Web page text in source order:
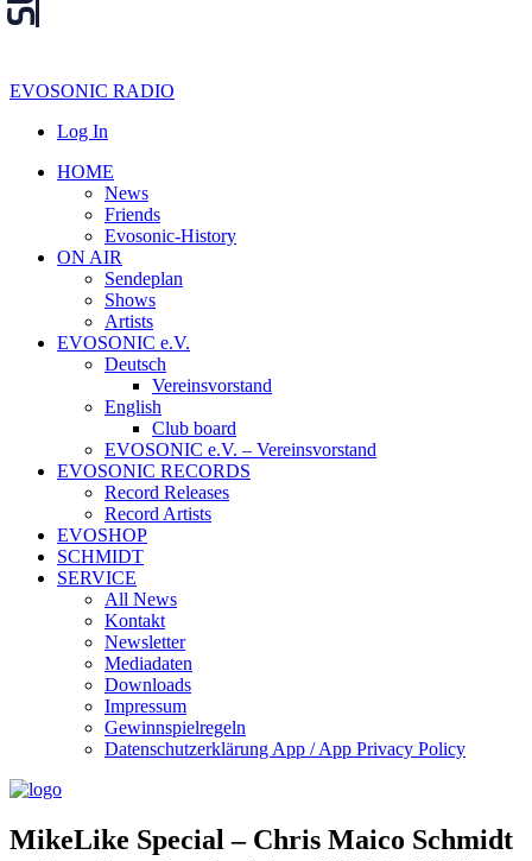
EVOSONIC RADIO
Log In
HOME
News
Friends
Evosonic-History
ON AIR
Sendeplan
Shows
Artists
EVOSONIC e.V.
Deutsch
Vereinsvorstand
English
Club board
EVOSONIC e.V. ‒ Vereinsvorstand
EVOSONIC RECORDS
Record Releases
Record Artists
EVOSHOP
SCHMIDT
SERVICE
All News
Kontakt
Newsletter
Mediadaten
Downloads
Impressum
Gewinnspielregeln
Datenschutzerklärung App / App Privacy Policy
MikeLike Special – Chris Maico Schmidt